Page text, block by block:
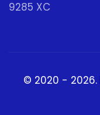
9285 XC
© 2020 - 2026.